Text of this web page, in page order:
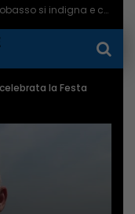
Ragazzine violentate al Romagnoli, Campobasso si indigna e chiede più controlli – 06/08/2026
la Festa